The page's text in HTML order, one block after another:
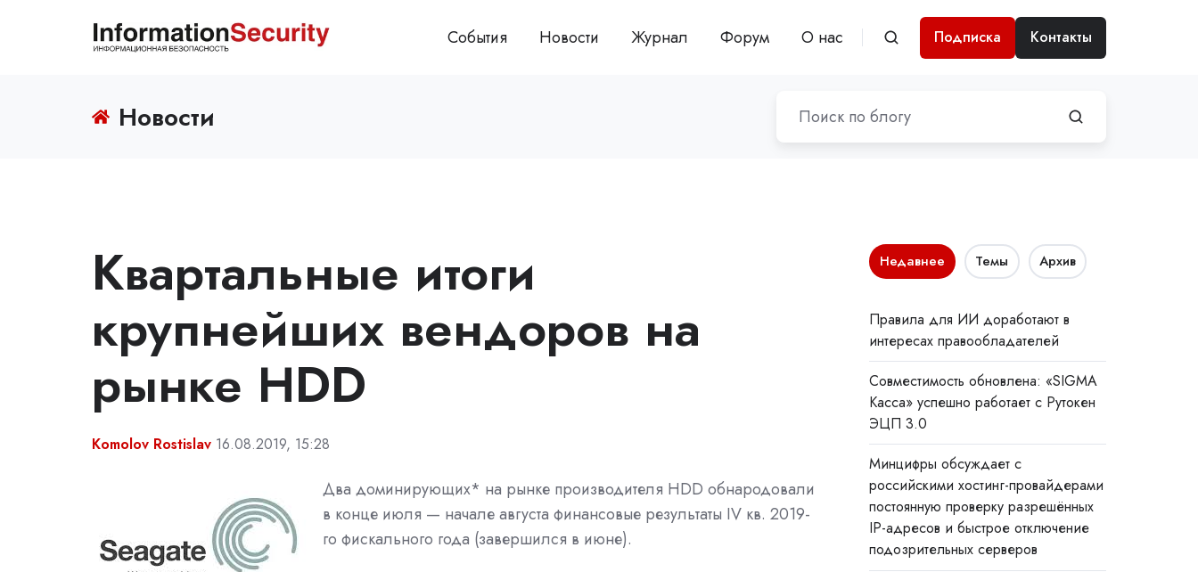
События Новости Журнал Форум О нас Подписка Контакты
Новости
Квартальные итоги
крупнейших вендоров на
рынке HDD
Komolov Rostislav 16.08.2019, 15:28
Два доминирующих* на рынке производителя HDD обнародовали
в конце июля — начале августа финансовые результаты IV кв. 2019-
го фискального года (завершился в июне).
Недавнее Темы Архив
Правила для ИИ доработают в
интересах правообладателей
Совместимость обновлена: «SIGMA
Касса» успешно работает с Рутокен
ЭЦП 3.0
Минцифры обсуждает с
российскими хостинг-провайдерами
постоянную проверку разрешённых
IP-адресов и быстрое отключение
подозрительных серверов